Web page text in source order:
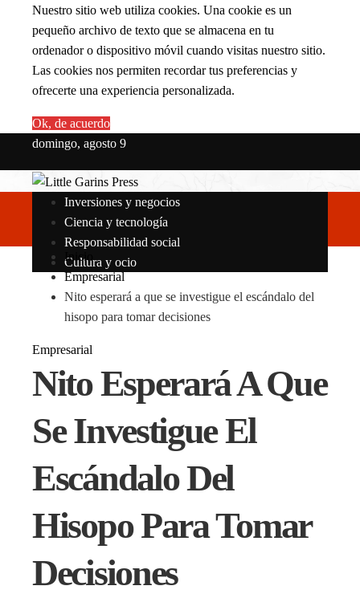
Nuestro sitio web utiliza cookies. Una cookie es un
pequeño archivo de texto que se almacena en tu
ordenador o dispositivo móvil cuando visitas nuestro sitio.
Las cookies nos permiten recordar tus preferencias y
ofrecerte una experiencia personalizada.
Ok, de acuerdo
domingo, agosto 9
Inversiones y negocios
Ciencia y tecnología
Responsabilidad social
Cultura y ocio
Inicio
Empresarial
Nito esperará a que se investigue el escándalo del
hisopo para tomar decisiones
Empresarial
Nito Esperará A Que
Se Investigue El
Escándalo Del
Hisopo Para Tomar
Decisiones